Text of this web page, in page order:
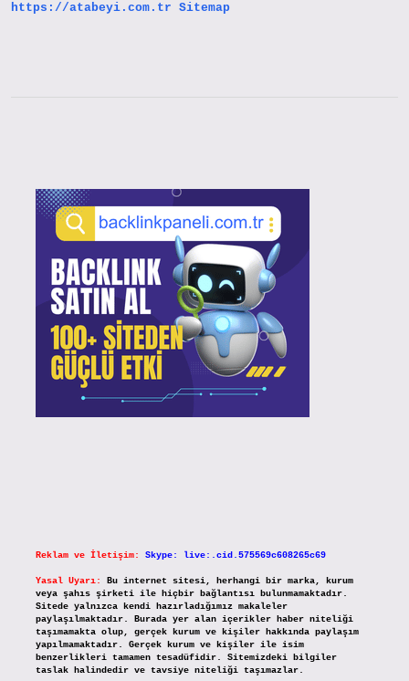
https://atabeyi.com.tr Sitemap
Reklam ve İletişim: Skype: live:.cid.575569c608265c69
Yasal Uyarı:
Bu internet sitesi, herhangi bir marka, kurum
veya şahıs şirketi ile hiçbir bağlantısı bulunmamaktadır.
Sitede yalnızca kendi hazırladığımız makaleler
paylaşılmaktadır. Burada yer alan içerikler haber niteliği
taşımamakta olup, gerçek kurum ve kişiler hakkında paylaşım
yapılmamaktadır. Gerçek kurum ve kişiler ile isim
benzerlikleri tamamen tesadüfidir. Sitemizdeki bilgiler
taslak halindedir ve tavsiye niteliği taşımazlar.